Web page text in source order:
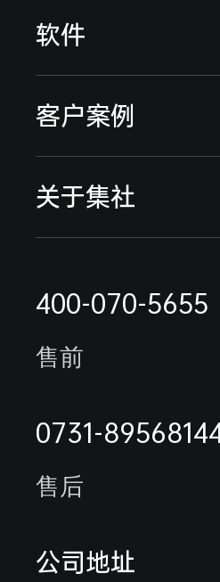
远程智能电表
远传智能水表
采集终端
软件
远程预付费系统
能耗监测系统
电表抄表方案
水表抄表方案
客户案例
典型案例
远程抄表缴费案
最新案例
能耗监测系统案例
未拍摄客户名单
客户来访
参观供应商
关于集社
合作伙伴
客户服务
400-070-5655
售前
0731-
售后
公司地址